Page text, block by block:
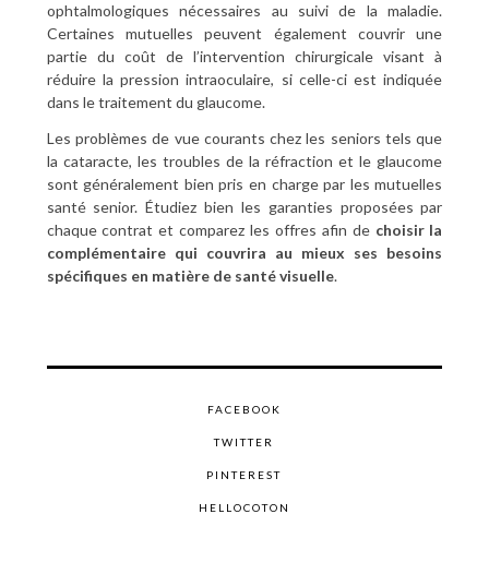
ophtalmologiques nécessaires au suivi de la maladie.
Certaines mutuelles peuvent également couvrir une
partie du coût de l’intervention chirurgicale visant à
réduire la pression intraoculaire, si celle-ci est indiquée
dans le traitement du glaucome.
Les problèmes de vue courants chez les seniors tels que
la cataracte, les troubles de la réfraction et le glaucome
sont généralement bien pris en charge par les mutuelles
santé senior. Étudiez bien les garanties proposées par
chaque contrat et comparez les offres afin de choisir la
complémentaire qui couvrira au mieux ses besoins
spécifiques en matière de santé visuelle.
FACEBOOK
TWITTER
PINTEREST
HELLOCOTON